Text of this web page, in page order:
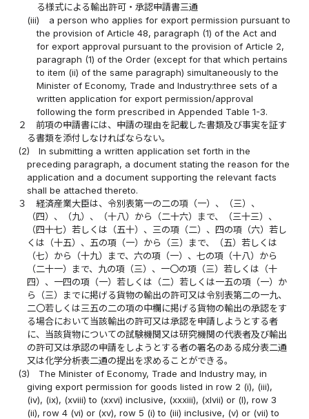
る様式による輸出許可・承認申請書三通
(iii)
a person who applies for export permission pursuant to
the provision of Article 48, paragraph (1) of the Act and
for export approval pursuant to the provision of Article 2,
paragraph (1) of the Order (except for that which pertains
to item (ii) of the same paragraph) simultaneously to the
Minister of Economy, Trade and Industry:three sets of a
written application for export permission/approval
following the form prescribed in Appended Table 1-3.
２
前項の申請書には、申請の理由を記載した書類及び事実を証す
る書類を添付しなければならない。
(2)
In submitting a written application set forth in the
preceding paragraph, a document stating the reason for the
application and a document supporting the relevant facts
shall be attached thereto.
３
経済産業大臣は、令別表第一の二の項（一）、（三）、
（四）、（九）、（十八）から（二十六）まで、（三十三）、
（四十七）若しくは（五十）、三の項（二）、四の項（六）若し
くは（十五）、五の項（一）から（三）まで、（五）若しくは
（七）から（十九）まで、六の項（一）、七の項（十八）から
（二十一）まで、九の項（三）、一〇の項（三）若しくは（十
四）、一四の項（一）若しくは（二）若しくは一五の項（一）か
ら（三）までに掲げる貨物の輸出の許可又は令別表第二の一九、
二〇若しくは三五の二の項の中欄に掲げる貨物の輸出の承認をす
る場合において当該輸出の許可又は承認を申請しようとする者
に、当該貨物についての試験機関又は研究機関の代表者及び輸出
の許可又は承認の申請をしようとする者の署名のある成分表二通
又は化学分析表二通の提出を求めることができる。
(3)
The Minister of Economy, Trade and Industry may, in
giving export permission for goods listed in row 2 (i), (iii),
(iv), (ix), (xviii) to (xxvi) inclusive, (xxxiii), (xlvii) or (l), row 3
(ii), row 4 (vi) or (xv), row 5 (i) to (iii) inclusive, (v) or (vii) to